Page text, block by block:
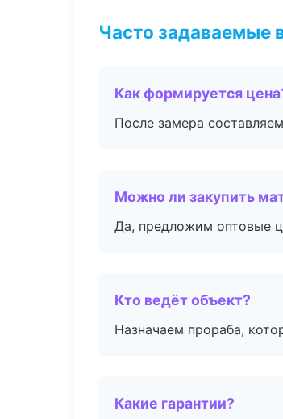
Часто задаваемые
Как формируется
После замера
Можно ли закупить
Да, предложим оптовые
Кто ведёт объект?
Назначаем прораба,
Какие гарантии?